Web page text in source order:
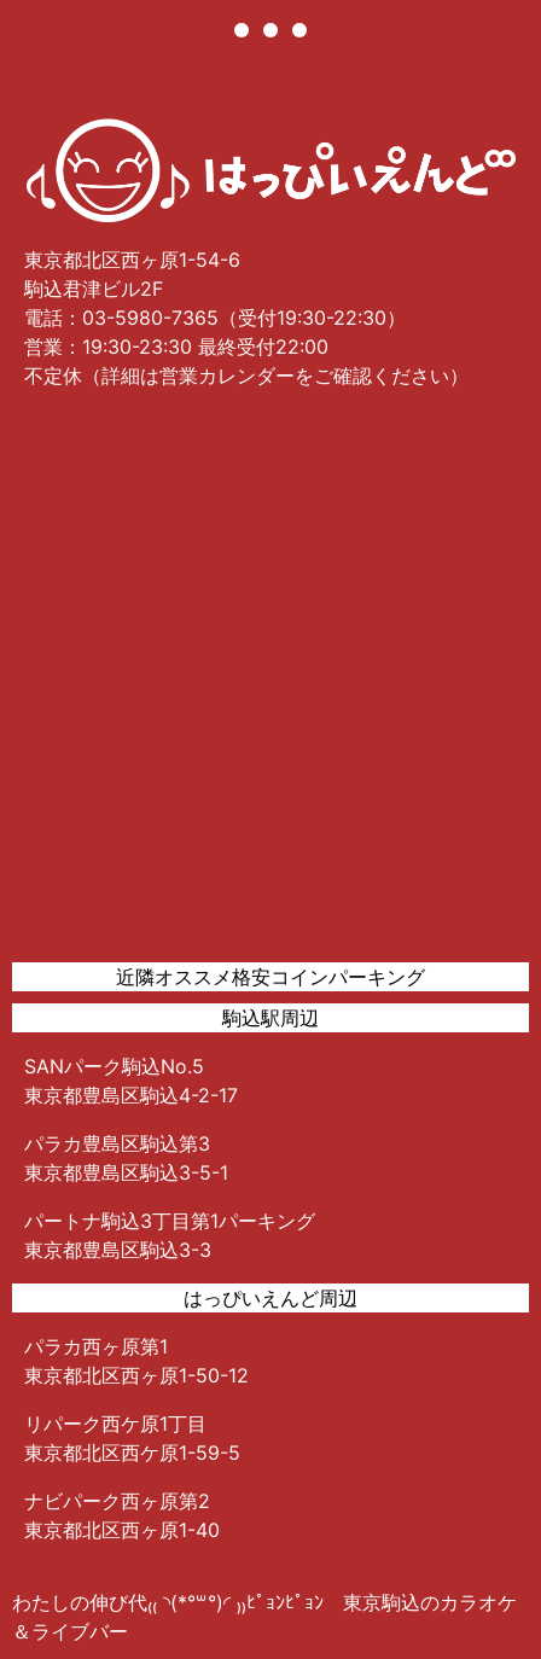
東京都北区西ヶ原1-54-6
駒込君津ビル2F
電話：03-5980-7365（受付19:30-22:30）
営業：19:30-23:30 最終受付22:00
不定休（詳細は営業カレンダーをご確認ください）
近隣オススメ格安コインパーキング
駒込駅周辺
SANパーク駒込No.5
東京都豊島区駒込4-2-17
パラカ豊島区駒込第3
東京都豊島区駒込3-5-1
パートナ駒込3丁目第1パーキング
東京都豊島区駒込3-3
はっぴいえんど周辺
パラカ西ヶ原第1
東京都北区西ヶ原1-50-12
リパーク西ケ原1丁目
東京都北区西ケ原1-59-5
ナビパーク西ヶ原第2
東京都北区西ヶ原1-40
わたしの伸び代₍₍ ◝(*°꒳​°)◜ ₎₎ﾋﾟｮﾝﾋﾟｮﾝ 東京駒込のカラオケ
＆ライブバー